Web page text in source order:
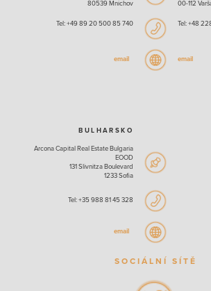
80539 Mnichov
00-112
Tel: +49 89 20 500 85 740 Tel: +48
BULHARSKO
Arcona Capital Real Estate Bulgaria
EOOD
131 Slivnitza Boulevard
1233 Sofia
Tel: +35 988 81 45 328
SOCIÁLNÍ SÍTĚ